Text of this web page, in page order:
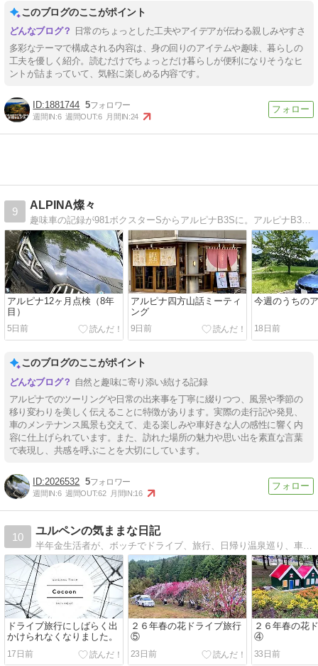
このブログのここがポイント
日常のちょっとした工夫やアイデアが伝わる親しみやすさ
多彩なテーマで構成される内容は、身の回りのアイテムや趣味、暮らしの
工夫を優しく紹介。読むだけでちょっとだけ暮らしが便利になりそうなヒ
ントが詰まっていて、気軽に楽しめる内容です。
1881744 5
週間IN:6 週間OUT:6 月間IN:24
9
ALPINA燦々
趣味車の記録が981ボクスターSからアルピナB3Sに。アルピナB3Sの成長記録と、散歩と四方山話などを綴っています。
アルピナ12ヶ月点検（8年
目）
5日前
アルピナ四方山話ミーティ
ング
9日前
今週のうちの
18日前
このブログのここがポイント
自然と趣味に寄り添い続ける記録
アルピナでのツーリングや日常の出来事を丁寧に綴りつつ、風景や季節の
移り変わりを美しく伝えることに特徴があります。実際の走行記や発見、
車のメンテナンス風景も交えて、走る楽しみや車好きな人の感性に響く内
容に仕上げられています。また、訪れた場所の魅力や思い出を素直な言葉
で表現し、共感を呼ぶことを大切にしています。
2026532 5
週間IN:6 週間OUT:62 月間IN:16
10
ユルペンの気ままな日記
半年金生活者が、ボッチでドライブ、旅行、日帰り温泉巡り、車中泊した時のブログを書いています。 気が向いたらの旅です、気長に更新を待っていて下さい。
ドライブ旅行にしばらく出
かけられなくなりました。
17日前
２６年春の花ドライブ旅行
⑤
23日前
２６年春の花
④
33日前